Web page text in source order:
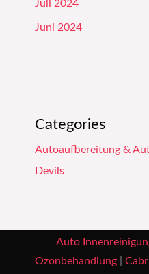
Juli 2024
Juni 2024
Categories
Autoaufbereitung &
Devils
Auto
Ozonbehandlung|